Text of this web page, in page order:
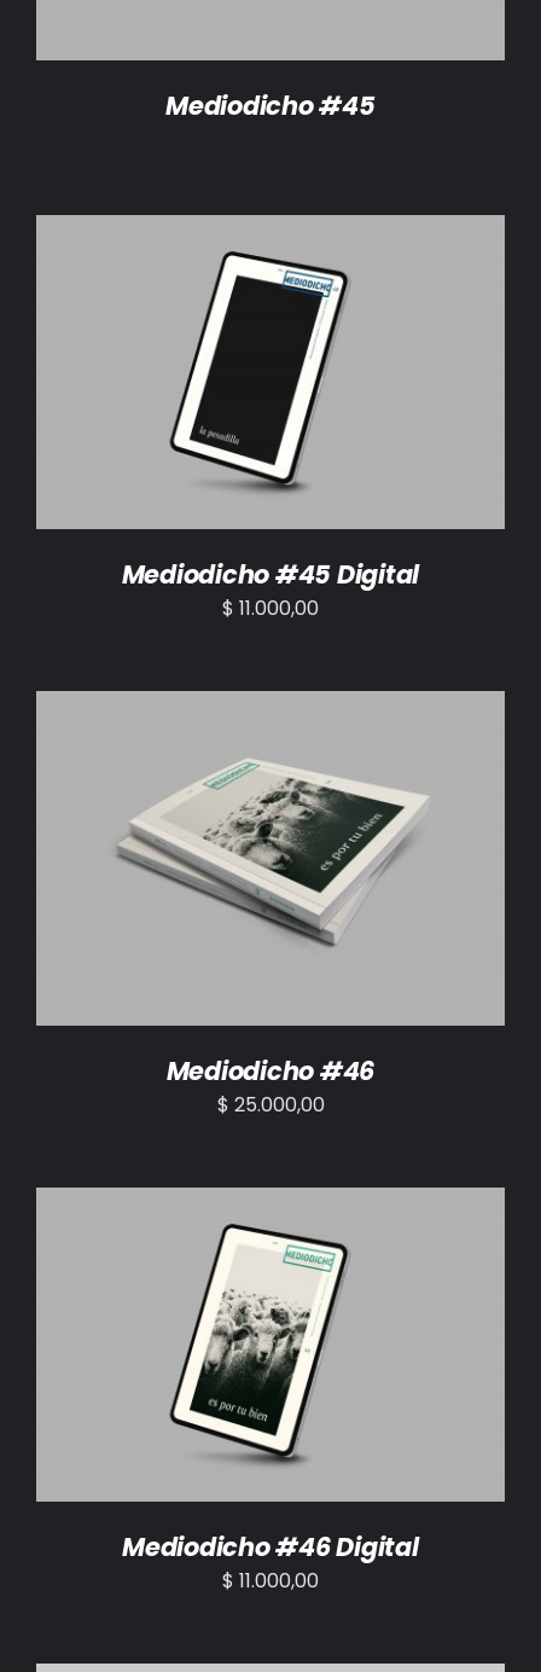
Mediodicho #45
AÑADIR AL CARRITO /
Mediodicho #45 Digital
$ 11.000,00
AÑADIR AL CARRITO DETALLES
Mediodicho #46
$ 25.000,00
AÑADIR AL CARRITO /
Mediodicho #46 Digital
$ 11.000,00